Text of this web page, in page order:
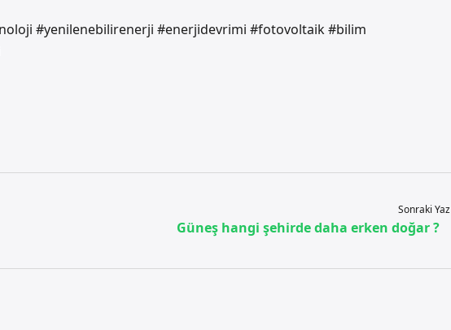
#yenilenebilirenerji #enerjidevrimi #fotovoltaik #bilim
Sonraki
Güneş hangi şehirde daha erken doğar ?